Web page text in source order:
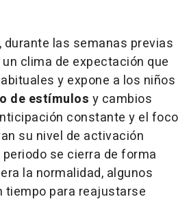
durante las semanas previas
clima de expectación que
y expone a los niños
de estímulos y cambios
constante y el foco
su nivel de activación
se cierra de forma
la normalidad, algunos
tiempo para reajustarse